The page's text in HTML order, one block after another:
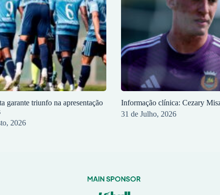
garante triunfo na apresentação
2026
Informação clínica: Cezary
31 de Julho, 2026